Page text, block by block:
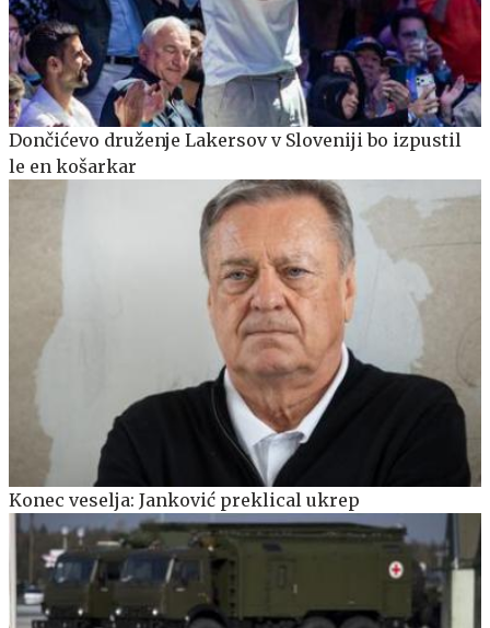
Dončićevo druženje Lakersov v Sloveniji bo izpustil
le en košarkar
Konec veselja: Janković preklical ukrep